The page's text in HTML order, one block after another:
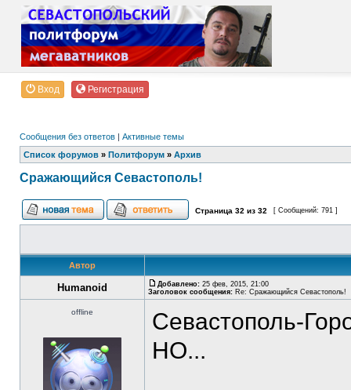
Вход Регистрация
Сообщения без ответов | Активные темы
Список форумов » Политфорум » Архив
Сражающийся Севастополь!
Страница 32 из 32 [ Сообщений: 791 ]
Автор
Humanoid Добавлено: 25 фев, 2015, 21:00
Заголовок сообщения: Re: Сражающийся Севастополь!
offline
Севастополь-
НО...